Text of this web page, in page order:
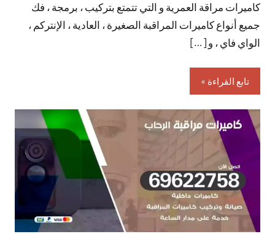
تعليقات
كاميرات مراقة العمرية و التي تتمتع بتركيب ، برمجة ، فك
جميع أنواع كاميرات المراقبة الصغيرة ، العادية ، الإنتركم ،
الواي فاي ، و […]
تابع القراءة